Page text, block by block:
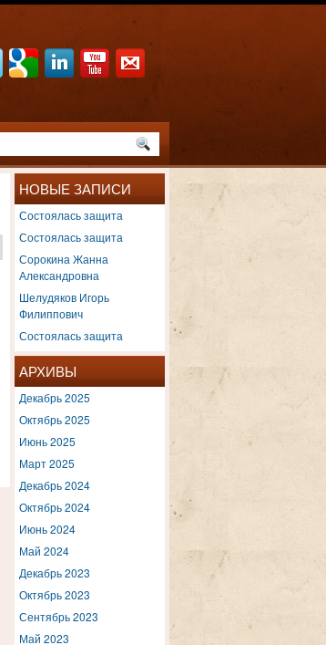
НОВЫЕ ЗАПИСИ
Состоялась защита
Состоялась защита
Сорокина Жанна
Александровна
Шелудяков Игорь
Филиппович
Состоялась защита
АРХИВЫ
Декабрь 2025
Октябрь 2025
Июнь 2025
Март 2025
Декабрь 2024
Октябрь 2024
Июнь 2024
Май 2024
Декабрь 2023
Октябрь 2023
Сентябрь 2023
Май 2023